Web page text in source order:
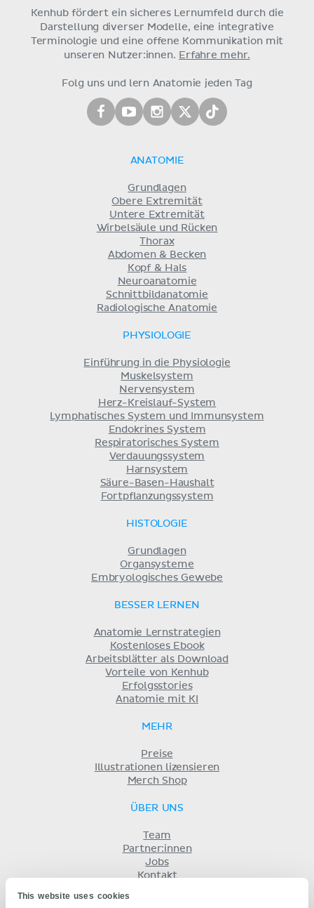
This website uses cookies
Kenhub fördert ein sicheres Lernumfeld durch die
Darstellung diverser Modelle, eine integrative
Terminologie und eine offene Kommunikation mit
unseren Nutzer:innen. Erfahre mehr.
Folg uns und lern Anatomie jeden Tag
ANATOMIE
Grundlagen
Obere Extremität
Untere Extremität
Wirbelsäule und Rücken
Thorax
Abdomen & Becken
Kopf & Hals
Neuroanatomie
Schnittbildanatomie
Radiologische Anatomie
PHYSIOLOGIE
Einführung in die Physiologie
Muskelsystem
Nervensystem
Herz-Kreislauf-System
Lymphatisches System und Immunsystem
Endokrines System
Respiratorisches System
Verdauungssystem
Harnsystem
Säure-Basen-Haushalt
Fortpflanzungssystem
HISTOLOGIE
Grundlagen
Organsysteme
Embryologisches Gewebe
BESSER LERNEN
Anatomie Lernstrategien
Kostenloses Ebook
Arbeitsblätter als Download
Vorteile von Kenhub
Erfolgsstories
Anatomie mit KI
MEHR
Preise
Illustrationen lizensieren
Merch Shop
ÜBER UNS
Team
Partner:innen
Jobs
Kontakt